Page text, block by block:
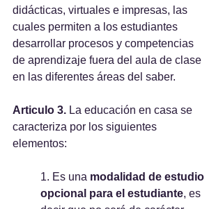
didácticas, virtuales e impresas, las
cuales permiten a los estudiantes
desarrollar procesos y competencias
de aprendizaje fuera del aula de clase
en las diferentes áreas del saber.
Articulo 3. La educación en casa se
caracteriza por los siguientes
elementos:
1. Es una modalidad de estudio
opcional para el estudiante, es